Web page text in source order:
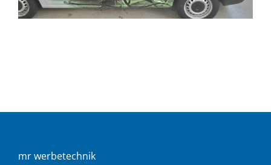
mr werbetechnik